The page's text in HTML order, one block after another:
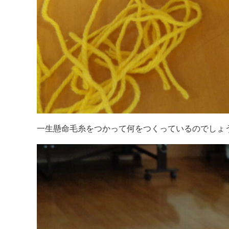
一生懸命毛糸をつかって何をつくっているのでしょ